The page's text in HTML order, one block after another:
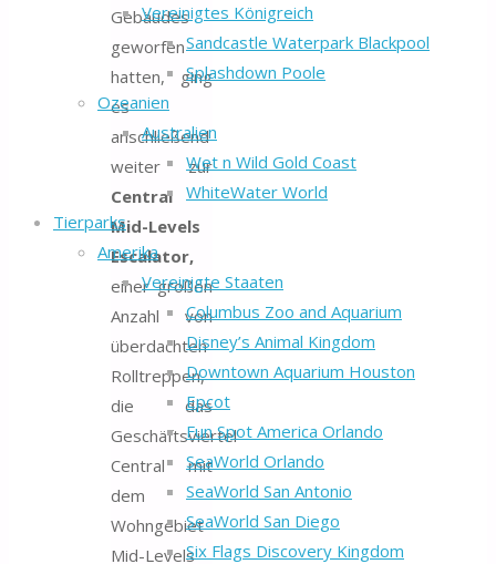
Vereinigtes Königreich
Sandcastle Waterpark Blackpool
Splashdown Poole
Ozeanien
Australien
Wet n Wild Gold Coast
WhiteWater World
Tierparks
Amerika
Vereinigte Staaten
Columbus Zoo and Aquarium
Disney’s Animal Kingdom
Downtown Aquarium Houston
Epcot
Fun Spot America Orlando
SeaWorld Orlando
SeaWorld San Antonio
SeaWorld San Diego
Six Flags Discovery Kingdom
Gebäudes
geworfen
hatten, ging
es
anschließend
weiter zur
Central
Mid-Levels
Escalator,
einer großen
Anzahl von
überdachten
Rolltreppen,
die das
Geschäftsviertel
Central mit
dem
Wohngebiet
Mid-Levels